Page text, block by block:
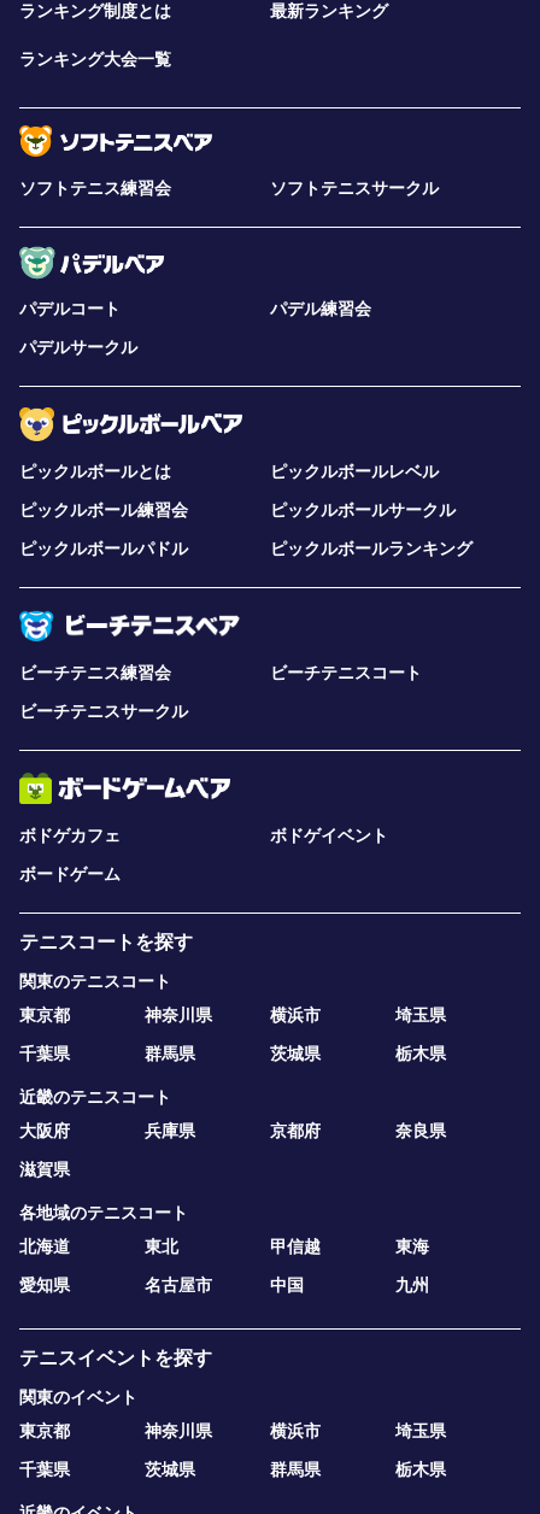
ランキング制度とは 最新ランキング
ランキング大会一覧
ソフトテニス練習会 ソフトテニスサークル
パデルコート
パデル練習会
パデルサークル
ピックルボールとは
ピックルボールレベル
ピックルボール練習会
ピックルボールサークル
ピックルボールパドル
ピックルボールランキング
ビーチテニス練習会
ビーチテニスコート
ビーチテニスサークル
ボドゲカフェ
ボドゲイベント
ボードゲーム
テニスコートを探す
関東のテニスコート
東京都
神奈川県 横浜市
埼玉県
千葉県
群馬県 茨城県 栃木県
近畿のテニスコート
大阪府
兵庫県 京都府
奈良県
滋賀県
各地域のテニスコート
北海道
東北 甲信越
東海
愛知県
名古屋市 中国 九州
テニスイベントを探す
関東のイベント
東京都
神奈川県 横浜市
埼玉県
千葉県
茨城県 群馬県 栃木県